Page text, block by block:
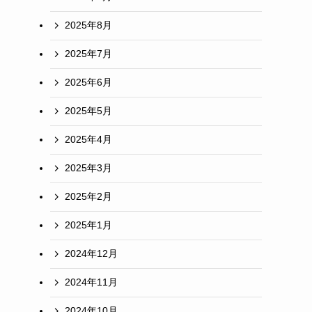
2025年8月
2025年7月
2025年6月
2025年5月
2025年4月
2025年3月
2025年2月
2025年1月
2024年12月
2024年11月